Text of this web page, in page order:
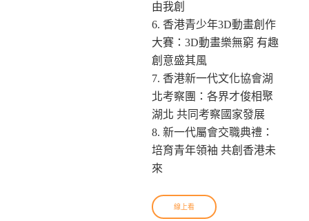
由我創
6. 香港青少年3D動畫創作
大賽：3D動畫樂無窮 有趣
創意盛其風
7. 香港新一代文化協會湖
北考察團：各界才俊相聚
湖北 共同考察國家發展
8. 新一代屬會交職典禮：
培育青年領袖 共創香港未
來
線上看